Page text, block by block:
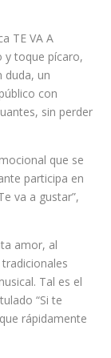
TE VA A
y toque pícaro,
duda, un
con
sin perder
que se
participa en
va a gustar”,
amor, al
Tal es el
“Si te
rápidamente